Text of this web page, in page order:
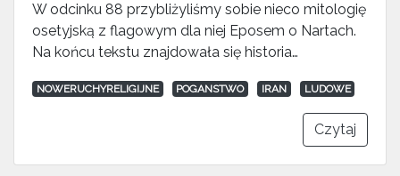
W odcinku 88 przybliżyliśmy sobie nieco mitologię
osetyjską z flagowym dla niej Eposem o Nartach.
Na końcu tekstu znajdowała się historia…
NOWERUCHYRELIGIJNE POGANSTWO IRAN LUDOWE
Czytaj